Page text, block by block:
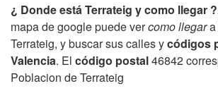
¿ Donde está Terrateig y como llegar
mapa de google puede vercomo llegara
Terrateig, y buscar sus calles ycódigos
Valencia. El código postal46842
Poblacion de Terrateig